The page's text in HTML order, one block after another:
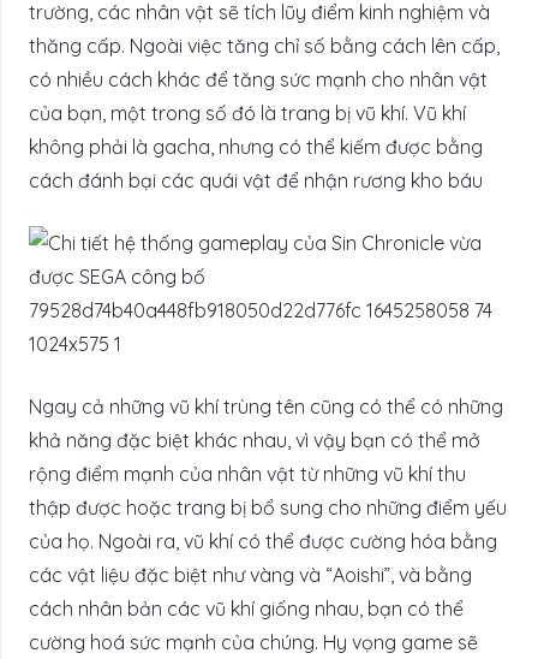
trường, các nhân vật sẽ tích lũy điểm kinh nghiệm và
thăng cấp. Ngoài việc tăng chỉ số bằng cách lên cấp,
có nhiều cách khác để tăng sức mạnh cho nhân vật
của bạn, một trong số đó là trang bị vũ khí. Vũ khí
không phải là gacha, nhưng có thể kiếm được bằng
cách đánh bại các quái vật để nhận rương kho báu
Ngay cả những vũ khí trùng tên cũng có thể có những
khả năng đặc biệt khác nhau, vì vậy bạn có thể mở
rộng điểm mạnh của nhân vật từ những vũ khí thu
thập được hoặc trang bị bổ sung cho những điểm yếu
của họ. Ngoài ra, vũ khí có thể được cường hóa bằng
các vật liệu đặc biệt như vàng và “Aoishi”, và bằng
cách nhân bản các vũ khí giống nhau, bạn có thể
cường hoá sức mạnh của chúng. Hy vọng game sẽ